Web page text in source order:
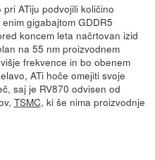
ATiju podvojili količino
gigabajtom GDDR5
koncem leta načrtovan izid
na 55 nm proizvodnem
frekvence in bo obenem
ATi hoče omejiti svoje
saj je RV870 odvisen od
TSMC, ki še nima proizvodnje